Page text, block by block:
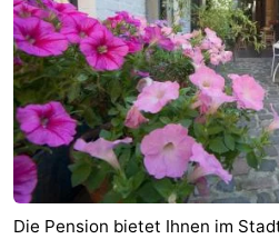
Die Pension bietet Ihnen im